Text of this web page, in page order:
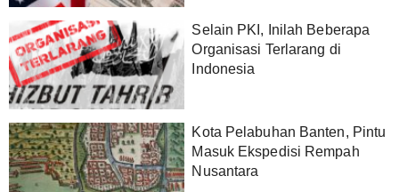
Selain PKI, Inilah Beberapa
Organisasi Terlarang di
Indonesia
Kota Pelabuhan Banten, Pintu
Masuk Ekspedisi Rempah
Nusantara